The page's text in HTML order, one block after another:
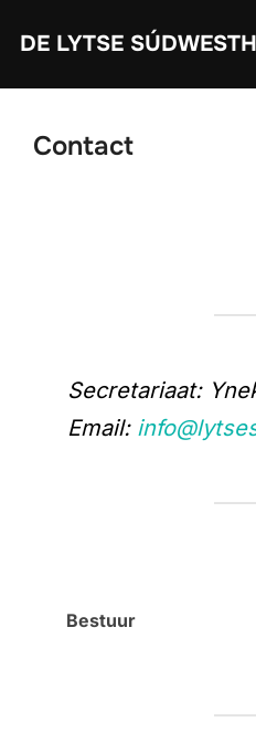
naarDE LYTSE
Contact
Secretariaat:
Email:
Bestuur